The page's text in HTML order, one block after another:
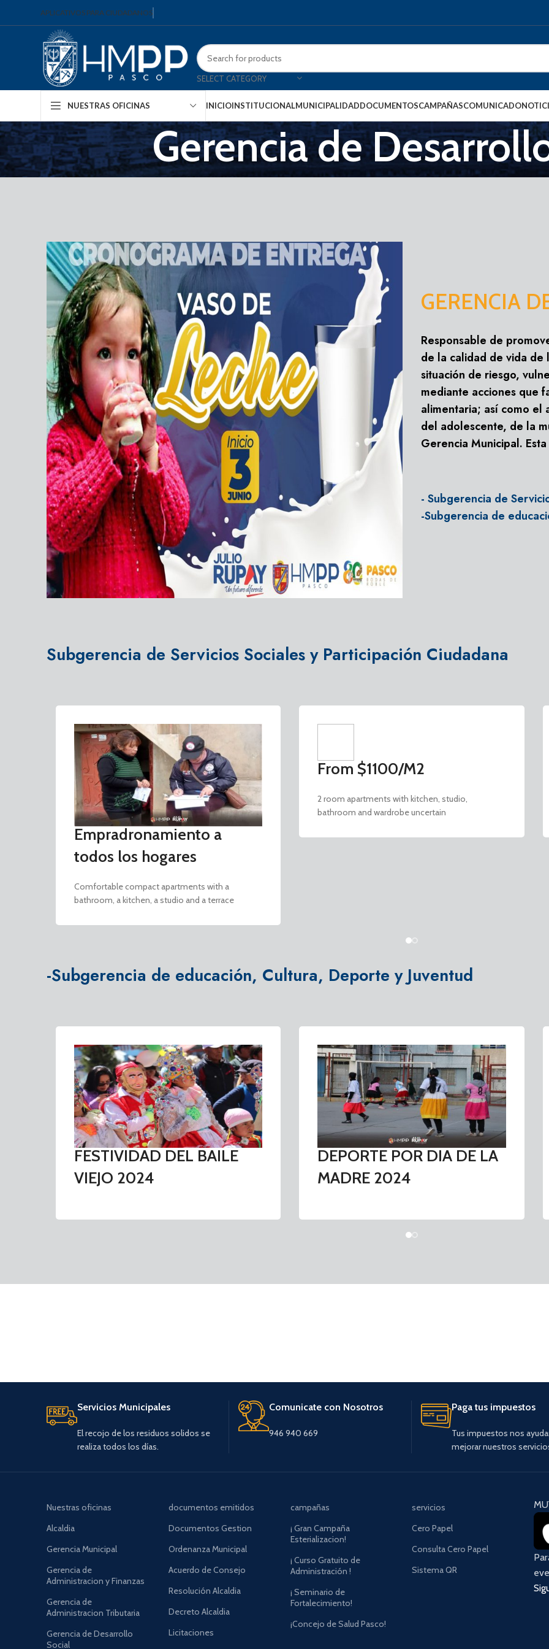
APLICATIVOS PARA CIUDADANOS
SELECT CATEGORY
NUESTRAS OFICINAS INICIOINSTITUCIONALMUNICIPALIDADDOCUMENTOS
PAGINA
ROF (Reglamento de
Organigrama
CAMPAÑASCOMUNICADO
INTRUMENTOS
MOF (Manual de
ROF
Organigrama
CAP (Cuadro de
MAPRO (Manual
Gerencia de
GERENCIA
Responsable de
de la calidad de vida de
situación de riesgo,
mediante acciones que
alimentaria; así como el
del adolescente, de la
Gerencia Municipal.
- Subgerencia de
-Subgerencia de
Subgerencia de Servicios Sociales y Participación Ciudadana
Empradronamiento a
todos los hogares
Comfortable compact apartments with a
bathroom, a kitchen, a studio and a terrace
From $1100/M2
2 room apartments with kitchen, studio,
bathroom and wardrobe uncertain
-Subgerencia de educación, Cultura, Deporte y Juventud
FESTIVIDAD DEL BAILE
VIEJO 2024
DEPORTE POR DIA DE LA
MADRE 2024
Servicios Municipales
El recojo de los residuos solidos se
realiza todos los días.
Comunicate con Nosotros
946 940 669
Paga tus impuestos
Tus impuestos nos
mejorar nuestros
Nuestras oficinas
Alcaldia
Gerencia Municipal
Gerencia de
Administracion y Finanzas
Gerencia de
Administracion Tributaria
Gerencia de Desarrollo
Social
documentos emitidos
Documentos Gestion
Ordenanza Municipal
Acuerdo de Consejo
Resolución Alcaldia
Decreto Alcaldia
Licitaciones
campañas
¡ Gran Campaña
Esterializacion!
¡ Curso Gratuito de
Administración !
¡ Seminario de
Fortalecimiento!
¡Concejo de Salud Pasco!
servicios
Cero Papel
Consulta Cero Papel
Sistema QR